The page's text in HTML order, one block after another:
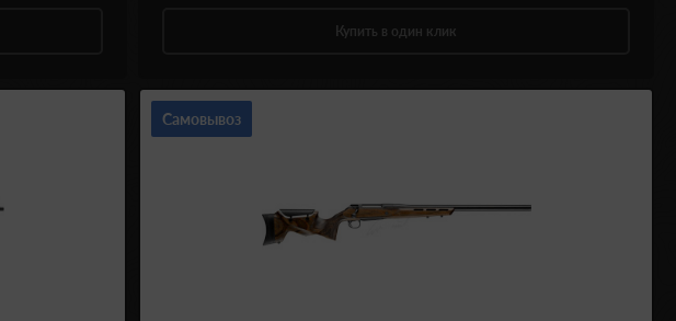
Купить в один клик
Самовывоз